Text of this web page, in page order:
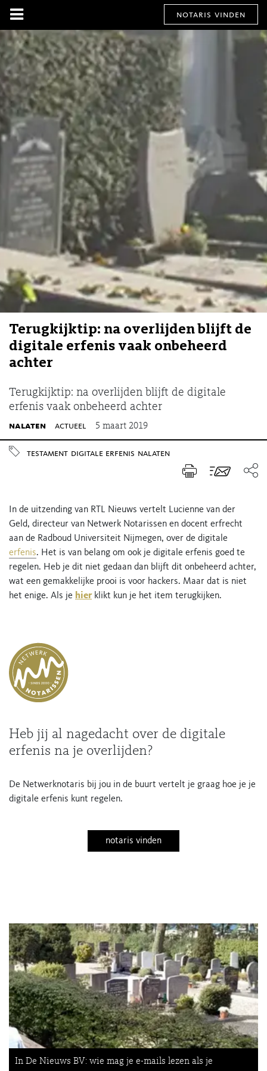
notaris vinden
Terugkijktip: na overlijden blijft de
digitale erfenis vaak onbeheerd
achter
Terugkijktip: na overlijden blijft de digitale
erfenis vaak onbeheerd achter
nalaten actueel 5 maart 2019
testament digitale erfenis nalaten
In de uitzending van RTL Nieuws vertelt Lucienne van der
Geld, directeur van Netwerk Notarissen en docent erfrecht
aan de Radboud Universiteit Nijmegen, over de digitale
erfenis. Het is van belang om ook je digitale erfenis goed te
regelen. Heb je dit niet gedaan dan blijft dit onbeheerd achter,
wat een gemakkelijke prooi is voor hackers. Maar dat is niet
het enige. Als je hierklikt kun je het item terugkijken.
Heb jij al nagedacht over de digitale
erfenis na je overlijden?
De Netwerknotaris bij jou in de buurt vertelt je graag hoe je je
digitale erfenis kunt regelen.
notaris vinden
In De Nieuws BV: wie mag je e-mails lezen als je